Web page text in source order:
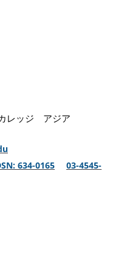
レッジ アジア
634-0165
03-4545-